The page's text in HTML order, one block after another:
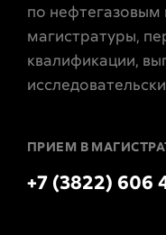
по
магистратуры,
квалификации,
ПРИЕМ В
+7 (3822) 606